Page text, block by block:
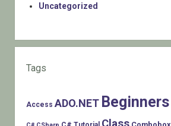
Uncategorized
Tags
Access ADO.NET Beginners
Class